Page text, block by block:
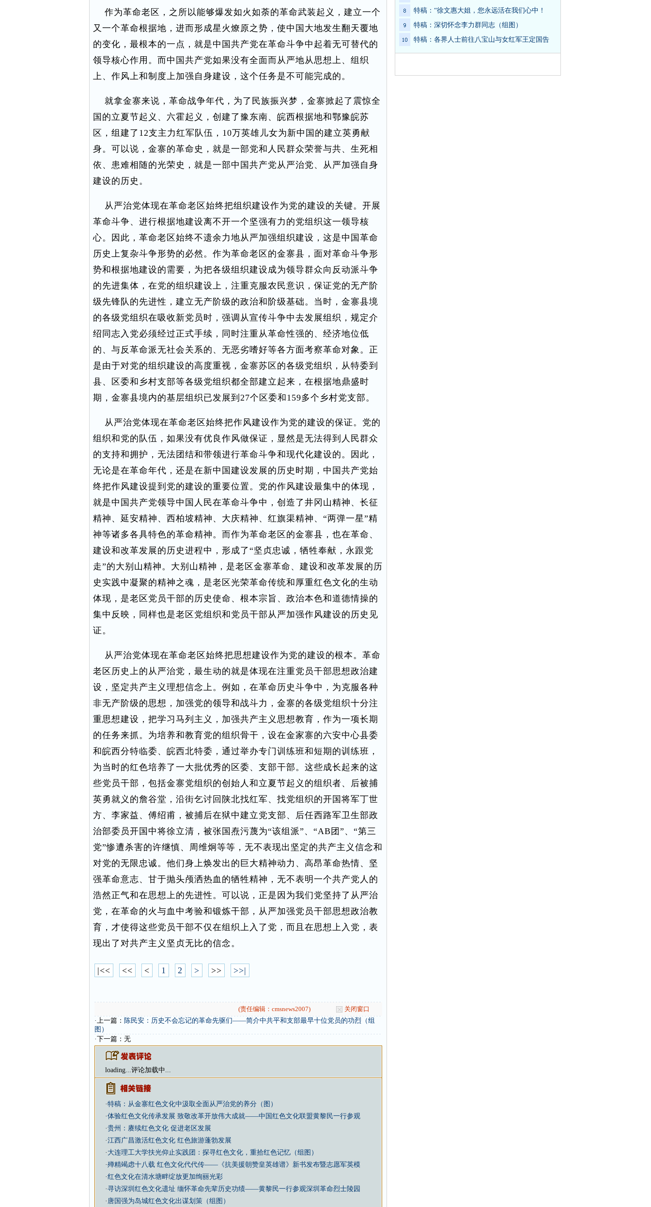
作为革命老区，之所以能够爆发如火如荼的革命武装起义，建立一个
又一个革命根据地，进而形成星火燎原之势，使中国大地发生翻天覆地
的变化，最根本的一点，就是中国共产党在革命斗争中起着无可替代的
领导核心作用。而中国共产党如果没有全面而从严地从思想上、组织
上、作风上和制度上加强自身建设，这个任务是不可能完成的。
就拿金寨来说，革命战争年代，为了民族振兴梦，金寨掀起了震惊全
国的立夏节起义、六霍起义，创建了豫东南、皖西根据地和鄂豫皖苏
区，组建了12支主力红军队伍，10万英雄儿女为新中国的建立英勇献
身。可以说，金寨的革命史，就是一部党和人民群众荣誉与共、生死相
依、患难相随的光荣史，就是一部中国共产党从严治党、从严加强自身
建设的历史。
从严治党体现在革命老区始终把组织建设作为党的建设的关键。开展
革命斗争、进行根据地建设离不开一个坚强有力的党组织这一领导核
心。因此，革命老区始终不遗余力地从严加强组织建设，这是中国革命
历史上复杂斗争形势的必然。作为革命老区的金寨县，面对革命斗争形
势和根据地建设的需要，为把各级组织建设成为领导群众向反动派斗争
的先进集体，在党的组织建设上，注重克服农民意识，保证党的无产阶
级先锋队的先进性，建立无产阶级的政治和阶级基础。当时，金寨县境
的各级党组织在吸收新党员时，强调从宣传斗争中去发展组织，规定介
绍同志入党必须经过正式手续，同时注重从革命性强的、经济地位低
的、与反革命派无社会关系的、无恶劣嗜好等各方面考察革命对象。正
是由于对党的组织建设的高度重视，金寨苏区的各级党组织，从特委到
县、区委和乡村支部等各级党组织都全部建立起来，在根据地鼎盛时
期，金寨县境内的基层组织已发展到27个区委和159多个乡村党支部。
从严治党体现在革命老区始终把作风建设作为党的建设的保证。党的
组织和党的队伍，如果没有优良作风做保证，显然是无法得到人民群众
的支持和拥护，无法团结和带领进行革命斗争和现代化建设的。因此，
无论是在革命年代，还是在新中国建设发展的历史时期，中国共产党始
终把作风建设提到党的建设的重要位置。党的作风建设最集中的体现，
就是中国共产党领导中国人民在革命斗争中，创造了井冈山精神、长征
精神、延安精神、西柏坡精神、大庆精神、红旗渠精神、“两弹一星”精
神等诸多各具特色的革命精神。而作为革命老区的金寨县，也在革命、
建设和改革发展的历史进程中，形成了“坚贞忠诚，牺牲奉献，永跟党
走”的大别山精神。大别山精神，是老区金寨革命、建设和改革发展的历
史实践中凝聚的精神之魂，是老区光荣革命传统和厚重红色文化的生动
体现，是老区党员干部的历史使命、根本宗旨、政治本色和道德情操的
集中反映，同样也是老区党组织和党员干部从严加强作风建设的历史见
证。
从严治党体现在革命老区始终把思想建设作为党的建设的根本。革命
老区历史上的从严治党，最生动的就是体现在注重党员干部思想政治建
设，坚定共产主义理想信念上。例如，在革命历史斗争中，为克服各种
非无产阶级的思想，加强党的领导和战斗力，金寨的各级党组织十分注
重思想建设，把学习马列主义，加强共产主义思想教育，作为一项长期
的任务来抓。为培养和教育党的组织骨干，设在金家寨的六安中心县委
和皖西分特临委、皖西北特委，通过举办专门训练班和短期的训练班，
为当时的红色培养了一大批优秀的区委、支部干部。这些成长起来的这
些党员干部，包括金寨党组织的创始人和立夏节起义的组织者、后被捕
英勇就义的詹谷堂，沿街乞讨回陕北找红军、找党组织的开国将军丁世
方、李家益、傅绍甫，被捕后在狱中建立党支部、后任西路军卫生部政
治部委员开国中将徐立清，被张国焘污蔑为“该组派”、“AB团”、“第三
党”惨遭杀害的许继慎、周维炯等等，无不表现出坚定的共产主义信念和
对党的无限忠诚。他们身上焕发出的巨大精神动力、高昂革命热情、坚
强革命意志、甘于抛头颅洒热血的牺牲精神，无不表明一个共产党人的
浩然正气和在思想上的先进性。可以说，正是因为我们党坚持了从严治
党，在革命的火与血中考验和锻炼干部，从严加强党员干部思想政治教
育，才使得这些党员干部不仅在组织上入了党，而且在思想上入党，表
现出了对共产主义坚贞无比的信念。
|<< << < 1 2 > >> >>|
(责任编辑：cmsnews2007)
关闭窗口
·上一篇： 陈民安：历史不会忘记的革命先驱们——简介中共平和支部最早十位党员的功烈（组
图）
·下一篇：无
loading...评论加载中...
·特稿：从金寨红色文化中汲取全面从严治党的养分（图）
·体验红色文化传承发展 致敬改革开放伟大成就——中国红色文化联盟黄黎民一行参观
·贵州：赓续红色文化 促进老区发展
·江西广昌激活红色文化 红色旅游蓬勃发展
· 大连理工大学扶光仰止实践团：探寻红色文化，重拾红色记忆（组图）
·殚精竭虑十八载 红色文化代代传——《抗美援朝赞皇英雄谱》新书发布暨志愿军英模
·红色文化在清水塘畔绽放更加绚丽光彩
·寻访深圳红色文化遗址 缅怀革命先辈历史功绩——黄黎民一行参观深圳革命烈士陵园
· 唐国强为岛城红色文化出谋划策（组图）
特稿：“徐文惠大姐，您永远活在我们心中！
特稿：深切怀念李力群同志（组图）
特稿：各界人士前往八宝山与女红军王定国告